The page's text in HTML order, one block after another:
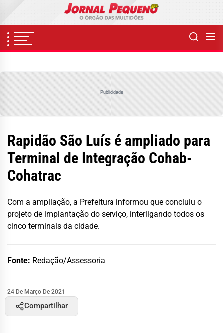
content
Publicidade
Rapidão São Luís é ampliado para
Terminal de Integração Cohab-
Cohatrac
Com a ampliação, a Prefeitura informou que concluiu o
projeto de implantação do serviço, interligando todos os
cinco terminais da cidade.
Fonte: Redação/Assessoria
24 De Março De 2021
Compartilhar